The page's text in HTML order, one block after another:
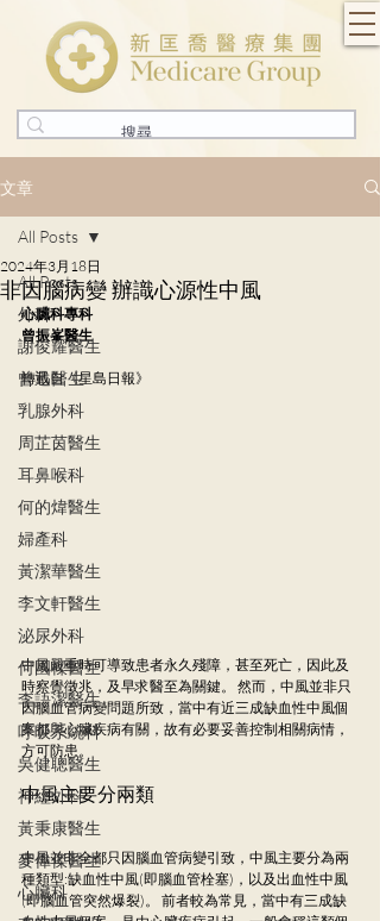
文章
All Posts
外科
謝俊耀醫生
曾迅醫生
乳腺外科
周芷茵醫生
耳鼻喉科
何的煒醫生
婦產科
黃潔華醫生
李文軒醫生
泌尿外科
何國樑醫生
李語潔醫生
呼吸系統科
吳健聰醫生
神經外科
黃秉康醫生
麥偉傑醫生
心臟科
All Posts
非因腦病變 辦識心源性中風
2024年3月18日
心臟科專科
曾振峯醫生️
轉載自《星島日報》
中風嚴重時可導致患者永久殘障，甚至死亡，因此及
時察覺徵兆，及早求醫至為關鍵。 然而，中風並非只
因腦血管病變問題所致，當中有近三成缺血性中風個
案都與心臟疾病有關，故有必要妥善控制相關病情，
方可防患。
中風主要分兩類
中風並非全都只因腦血管病變引致，中風主要分為兩
種類型:缺血性中風(即腦血管栓塞)，以及出血性中風
(即腦血管突然爆裂)。 前者較為常見，當中有三成缺